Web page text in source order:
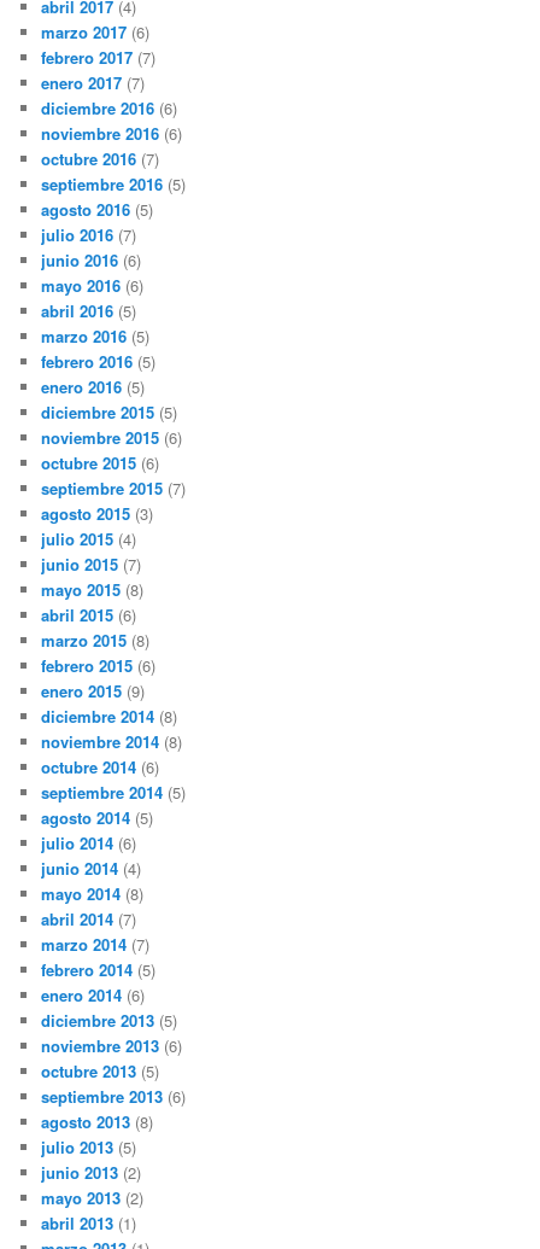
abril 2017 (4)
marzo 2017 (6)
febrero 2017 (7)
enero 2017 (7)
diciembre 2016 (6)
noviembre 2016 (6)
octubre 2016 (7)
septiembre 2016 (5)
agosto 2016 (5)
julio 2016 (7)
junio 2016 (6)
mayo 2016 (6)
abril 2016 (5)
marzo 2016 (5)
febrero 2016 (5)
enero 2016 (5)
diciembre 2015 (5)
noviembre 2015 (6)
octubre 2015 (6)
septiembre 2015 (7)
agosto 2015 (3)
julio 2015 (4)
junio 2015 (7)
mayo 2015 (8)
abril 2015 (6)
marzo 2015 (8)
febrero 2015 (6)
enero 2015 (9)
diciembre 2014 (8)
noviembre 2014 (8)
octubre 2014 (6)
septiembre 2014 (5)
agosto 2014 (5)
julio 2014 (6)
junio 2014 (4)
mayo 2014 (8)
abril 2014 (7)
marzo 2014 (7)
febrero 2014 (5)
enero 2014 (6)
diciembre 2013 (5)
noviembre 2013 (6)
octubre 2013 (5)
septiembre 2013 (6)
agosto 2013 (8)
julio 2013 (5)
junio 2013 (2)
mayo 2013 (2)
abril 2013 (1)